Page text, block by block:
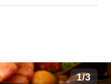
1/3